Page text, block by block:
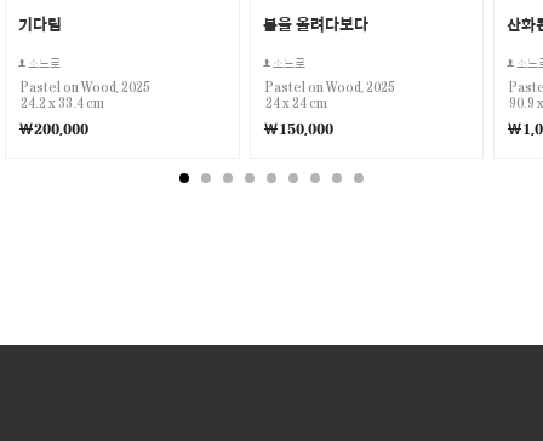
기다림
소느로
Pastel on Wood, 2025
24.2 x 33.4 cm
￦200,000
봄을 올려다보다
소느로
Pastel on Wood, 2025
24 x 24 cm
￦150,000
산화
소느
90.9
￦